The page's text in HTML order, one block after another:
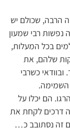
הרבה, שכולם יש
רבי שמעון
בכל המעלות,
שלהם, את
כשרבי
השמימה.
הם יכלו על
דרכים לקחת את
זה נסתובב כ…